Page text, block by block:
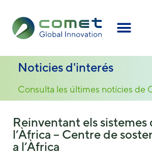
Noticies d'interés
Consulta les últimes notícies de
Reinventant els sistemes
l’Àfrica – Centre de
a l’Àfrica